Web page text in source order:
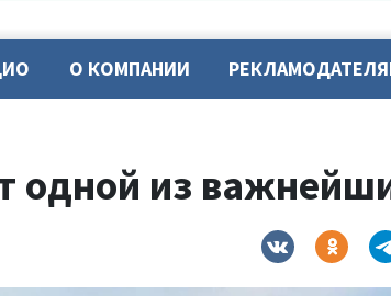
О КОМПАНИИ
одной из